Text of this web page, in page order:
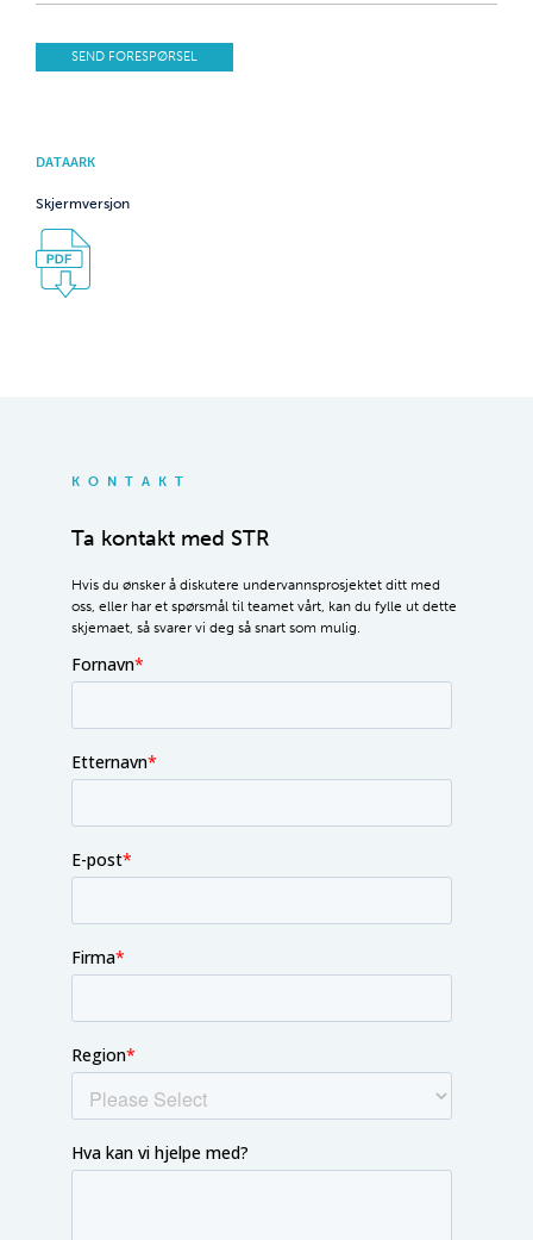
SEND FORESPØRSEL
DATAARK
Skjermversjon
KONTAKT
Ta kontakt med STR
Hvis du ønsker å diskutere undervannsprosjektet ditt med
oss, eller har et spørsmål til teamet vårt, kan du fylle ut dette
skjemaet, så svarer vi deg så snart som mulig.